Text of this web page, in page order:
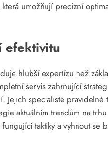
umožňují precizní
efektivitu
hlubší expertízu než
servis zahrnující
specialisté pravidelně
aktuálním trendům na
taktiky a vyhnout se